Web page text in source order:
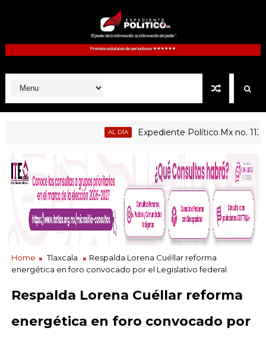
Expediente Político.Mx no. 1125
Home Tlaxcala
Respalda Lorena Cuéllar reforma
energética en foro convocado por el Legislativo federal
Respalda Lorena Cuéllar reforma
energética en foro convocado por